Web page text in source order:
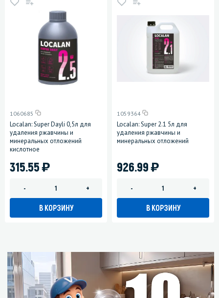
1060685
Localan: Super Dayli 0,5л для
удаления ржавчины и
минеральных отложений
кислотное
315.55)
- +
В КОРЗИНУ
1059364
Localan: Super 2.1 5л для
удаления ржавчины и
минеральных отложений
926.99)
- +
В КОРЗИНУ